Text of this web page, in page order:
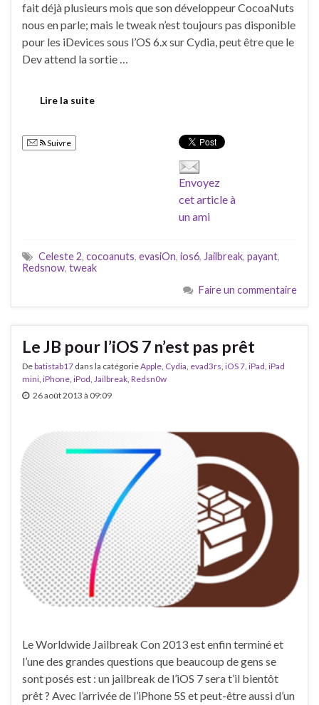
fait déjà plusieurs mois que son développeur CocoaNuts
nous en parle; mais le tweak n’est toujours pas disponible
pour les iDevices sous l’OS 6.x sur Cydia, peut être que le
Dev attend la sortie …
Lire la suite
Suivre
Envoyez
cet article à
un ami
Celeste 2, cocoanuts, evasiOn, ios6, Jailbreak, payant,
Redsnow, tweak
Faire un commentaire
Le JB pour l’iOS 7 n’est pas prêt
Debatistab17 dans la catégorieApple Cydia evad3rs iOS 7 iPad iPad
mini iPhone iPod Jailbreak Redsn0w
26 août 2013 à 09:09
Le Worldwide Jailbreak Con 2013 est enfin terminé et
l’une des grandes questions que beaucoup de gens se
sont posés est : un jailbreak de l’iOS 7 sera t’il bientôt
prêt ? Avec l’arrivée de l’iPhone 5S et peut-être aussi d’un